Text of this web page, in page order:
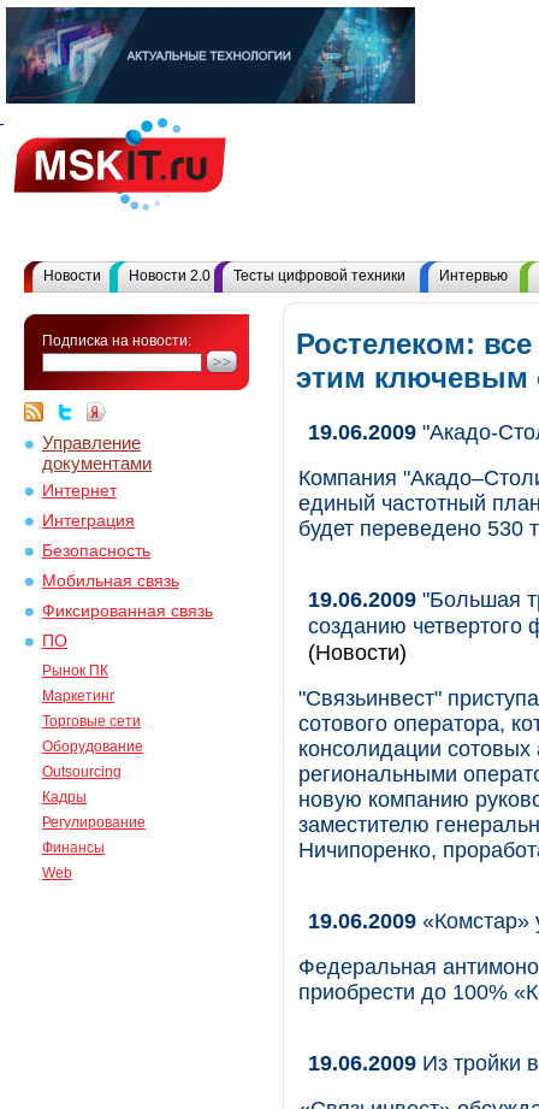
Новости Новости 2.0 Тесты цифровой техники Интервью
Подписка на новости:
Управление
документами
Интернет
Интеграция
Безопасность
Мобильная связь
Фиксированная связь
ПО
Рынок ПК
Маркетинг
Торговые сети
Оборудование
Outsourcing
Кадры
Регулирование
Финансы
Web
Ростелеком:
этим ключевым
19.06.2009 "Акадо-
Компания
единый частотный
будет переведено 530
19.06.2009 "Большая
созданию четвертого
(Новости)
"Связьинвест"
сотового оператора,
консолидации
региональными
новую компанию
заместителю
Ничипоренко,
19.06.2009
Федеральная
приобрести до 100%
19.06.2009 Из тройки